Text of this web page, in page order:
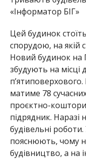
«Інформатор БІГ»
Цей будинок
спорудою, на якій
Новий будинок на
збудують на місці
матиме 78
проєктно-
підрядник. Наразі
будівельні
пояснюють, чому
будівництво, а на